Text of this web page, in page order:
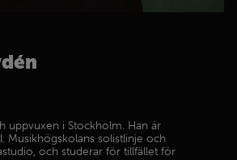
uppvuxen i Stockholm. Han är
Musikhögskolans solistlinje och
och studerar för tillfället för